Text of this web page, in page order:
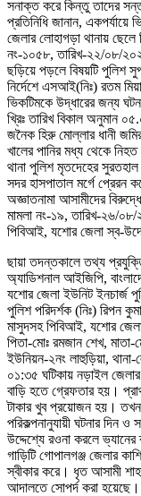
সনাক্ত করে কিন্তু তাদের
প্রতিনিধি জানান, একপর্যায়ে
জেলার লোহাগড়া থানায় ছেলে
নং-১০৫৮, তারিখ-২২/০৮/
ছড়িয়ে পড়লে বিষয়টি পুলিশ
নির্দেশে এসআই(নিঃ) রতম
ভিকটিমকে উদ্ধারের জন্য
খ্রিঃ তারিখ বিকাল অনুমান
জনৈক হিরু মোল্লার ধানী জমির
খালের পানির মধ্য থেকে
থানা পুলিশ মৃতদেহের
সদর হাসপাতাল মর্গে প্রেরন
অজ্ঞাতনামা আসামীদের
মামলা নং-১৯, তারিখ-২৬/
পিবিআই, যশোর জেলা স্ব-
ছায়া তদন্তকালে তথ্য
অ্যাডিশনাল আইজিপি,
যশোর জেলা ইউনিট ইনচার্জ
পুলিশ পরিদর্শক (নিঃ) রিপন
মাসুদসহ পিবিআই, যশোর
পিতা-মোঃ রমজান শেখ, মাতা-
ইউনিয়ন-২নং লাহুড়িয়া,
০১:৩৫ ঘটিকায় নড়াইল
বাড়ি হতে গ্রেফতার হয়।
টাকার খুব প্রয়োজন হয়। তখন
পরিকল্পনানুযায়ী ঘটনার দিন
উদ্দেশ্যে রওনা করলে ভ্যানের
গাড়িটি গোপালগঞ্জ জেলার
স্বীকার করে। ধৃত আসামী
আদালতে সোপর্দ করা হয়েছে।